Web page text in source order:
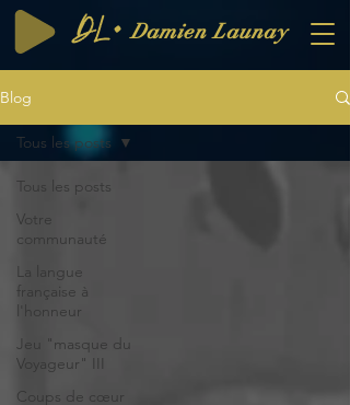
DL· Damien Launay
Blog
Tous les posts
Votre
communauté
La langue
française à
l'honneur
Jeu "masque du
Voyageur" III
Coups de cœur
Tous les posts